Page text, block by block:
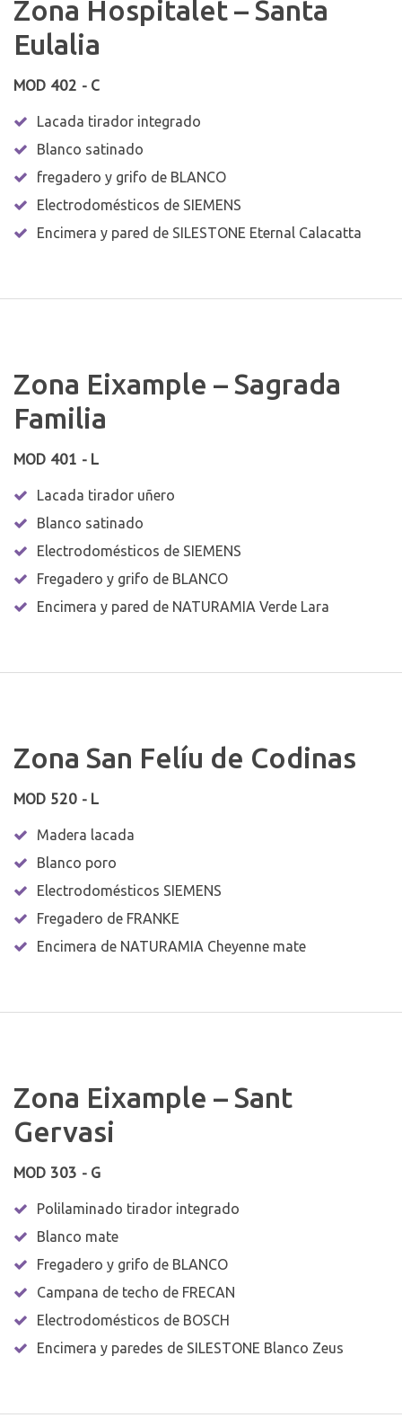
Zona Hospitalet – Santa
Eulalia
MOD 402 - C
Lacada tirador integrado
Blanco satinado
fregadero y grifo de BLANCO
Electrodomésticos de SIEMENS
Encimera y pared de SILESTONE Eternal Calacatta
Zona Eixample – Sagrada
Familia
MOD 401 - L
Lacada tirador uñero
Blanco satinado
Electrodomésticos de SIEMENS
Fregadero y grifo de BLANCO
Encimera y pared de NATURAMIA Verde Lara
Zona San Felíu de Codinas
MOD 520 - L
Madera lacada
Blanco poro
Electrodomésticos SIEMENS
Fregadero de FRANKE
Encimera de NATURAMIA Cheyenne mate
Zona Eixample – Sant
Gervasi
MOD 303 - G
Polilaminado tirador integrado
Blanco mate
Fregadero y grifo de BLANCO
Campana de techo de FRECAN
Electrodomésticos de BOSCH
Encimera y paredes de SILESTONE Blanco Zeus